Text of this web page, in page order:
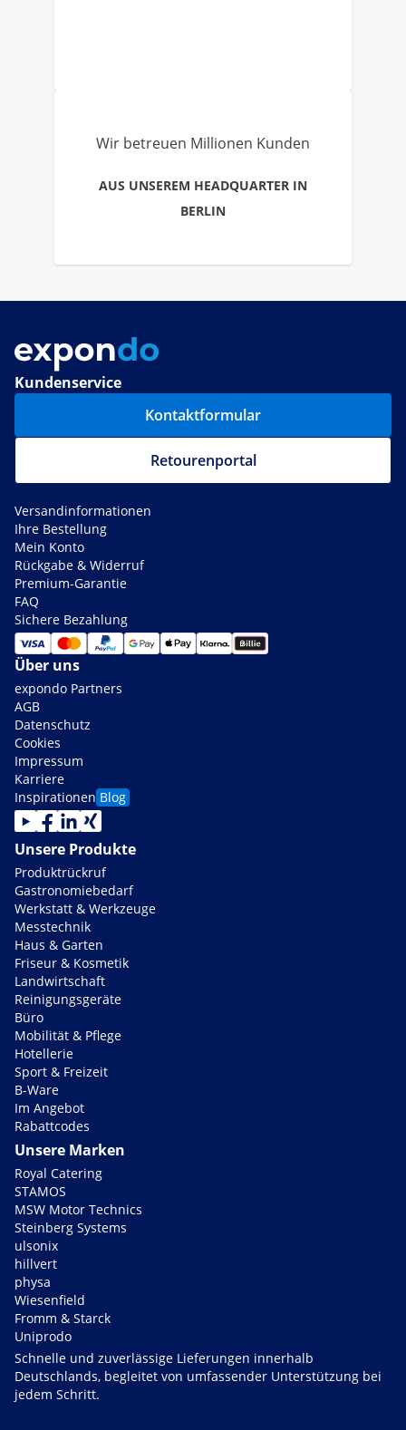
Wir betreuen Millionen Kunden
AUS UNSEREM HEADQUARTER IN
BERLIN
Kundenservice
Kontaktformular
Retourenportal
Versandinformationen
Ihre Bestellung
Mein Konto
Rückgabe & Widerruf
Premium-Garantie
FAQ
Sichere Bezahlung
Über uns
expondo Partners
AGB
Datenschutz
Cookies
Impressum
Karriere
Inspirationen Blog
Unsere Produkte
Produktrückruf
Gastronomiebedarf
Werkstatt & Werkzeuge
Messtechnik
Haus & Garten
Friseur & Kosmetik
Landwirtschaft
Reinigungsgeräte
Büro
Mobilität & Pflege
Hotellerie
Sport & Freizeit
B-Ware
Im Angebot
Rabattcodes
Unsere Marken
Royal Catering
STAMOS
MSW Motor Technics
Steinberg Systems
ulsonix
hillvert
physa
Wiesenfield
Fromm & Starck
Uniprodo
Schnelle und zuverlässige Lieferungen innerhalb
Deutschlands, begleitet von umfassender Unterstützung bei
jedem Schritt.